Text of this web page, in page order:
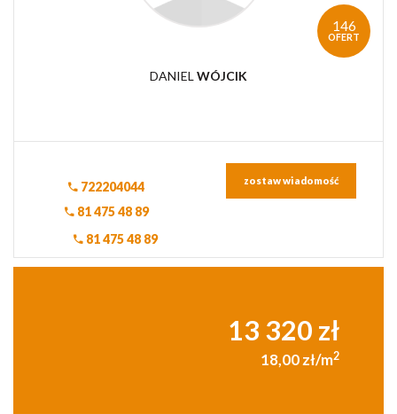
146
OFERT
DANIELWÓJCIK
722204044
81 475 48 89
81 475 48 89
zostaw wiadomość
13 320 zł
18,00 zł/m2